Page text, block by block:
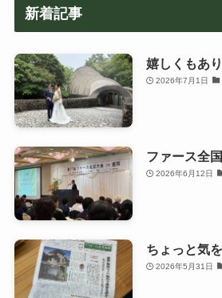
新着記事
嬉しくもあ
2026年7月1日
ファース全
2026年6月12日
ちょっと気
2026年5月31日